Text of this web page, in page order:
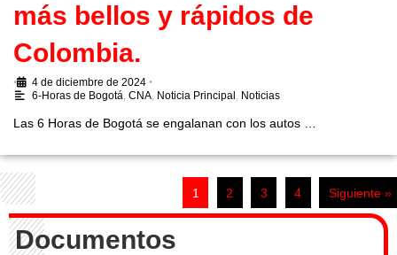
más bellos y rápidos de
Colombia.
• 4 de diciembre de 2024 •
6-Horas de Bogotá, CNA, Noticia Principal , Noticias
Las 6 Horas de Bogotá se engalanan con los autos …
1 2 3 4 Siguiente »
Documentos